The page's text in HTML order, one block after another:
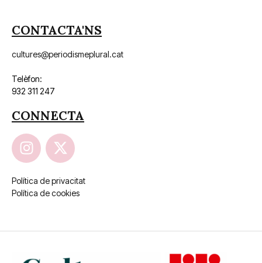
CONTACTA'NS
cultures@periodismeplural.cat
Telèfon:
932 311 247
CONNECTA
Política de privacitat
Política de cookies